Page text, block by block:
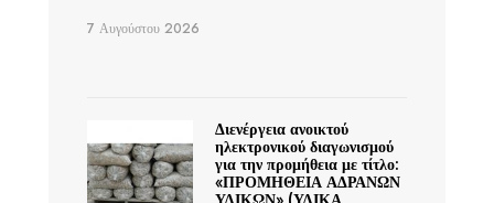
7 Αυγούστου 2026
Διενέργεια ανοικτού
ηλεκτρονικού διαγωνισμού
για την προμήθεια με τίτλο:
«ΠΡΟΜΗΘΕΙΑ ΑΔΡΑΝΩΝ